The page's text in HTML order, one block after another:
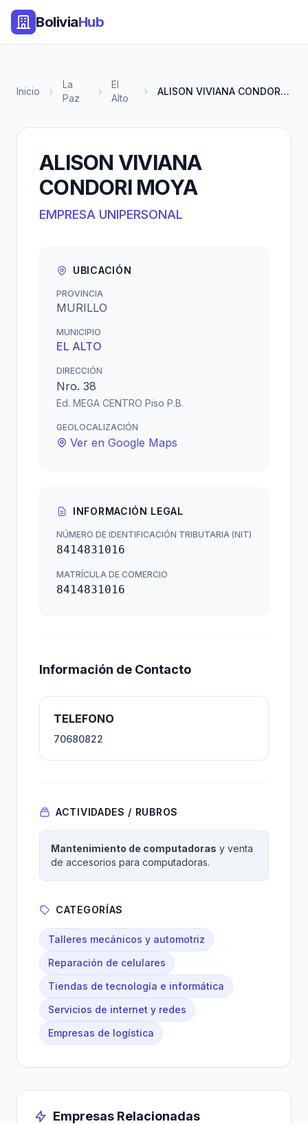
BoliviaHub
Inicio
La
Paz
El
Alto
ALISON VIVIANA CONDORI MOYA
ALISON VIVIANA
CONDORI MOYA
EMPRESA UNIPERSONAL
UBICACIÓN
PROVINCIA
MURILLO
MUNICIPIO
EL ALTO
DIRECCIÓN
Nro. 38
Ed. MEGA CENTRO Piso P.B.
GEOLOCALIZACIÓN
Ver en Google Maps
INFORMACIÓN LEGAL
NÚMERO DE IDENTIFICACIÓN TRIBUTARIA (NIT)
8414831016
MATRÍCULA DE COMERCIO
8414831016
Información de Contacto
TELEFONO
70680822
ACTIVIDADES / RUBROS
Mantenimiento de computadoras y venta
de accesorios para computadoras.
CATEGORÍAS
Talleres mecánicos y automotriz
Reparación de celulares
Tiendas de tecnología e informática
Servicios de internet y redes
Empresas de logística
Empresas Relacionadas